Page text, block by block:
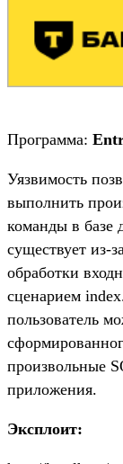
Программа:
Уязвимость
выполнить
команды в базе
существует из-
обработки
сценарием
пользователь
произвольные
приложения.
Эксплоит: